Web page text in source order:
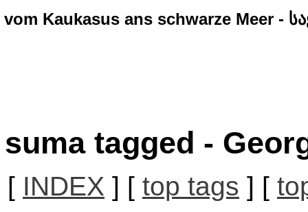
vom Kaukasus ans schwarze Meer -
suma tagged -
[ INDEX ] [ top tags ] [